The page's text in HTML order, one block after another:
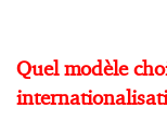
Quel modèle